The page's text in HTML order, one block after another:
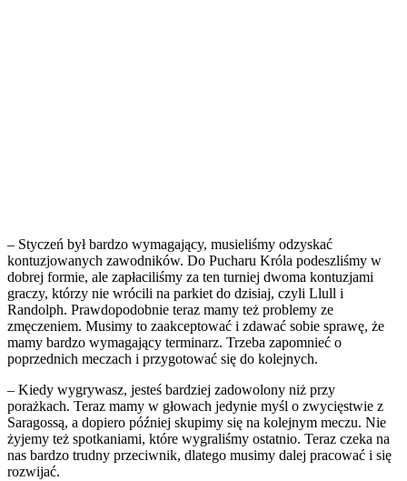
– Styczeń był bardzo wymagający, musieliśmy odzyskać
kontuzjowanych zawodników. Do Pucharu Króla podeszliśmy w
dobrej formie, ale zapłaciliśmy za ten turniej dwoma kontuzjami
graczy, którzy nie wrócili na parkiet do dzisiaj, czyli Llull i
Randolph. Prawdopodobnie teraz mamy też problemy ze
zmęczeniem. Musimy to zaakceptować i zdawać sobie sprawę, że
mamy bardzo wymagający terminarz. Trzeba zapomnieć o
poprzednich meczach i przygotować się do kolejnych.
– Kiedy wygrywasz, jesteś bardziej zadowolony niż przy
porażkach. Teraz mamy w głowach jedynie myśl o zwycięstwie z
Saragossą, a dopiero później skupimy się na kolejnym meczu. Nie
żyjemy też spotkaniami, które wygraliśmy ostatnio. Teraz czeka na
nas bardzo trudny przeciwnik, dlatego musimy dalej pracować i się
rozwijać.